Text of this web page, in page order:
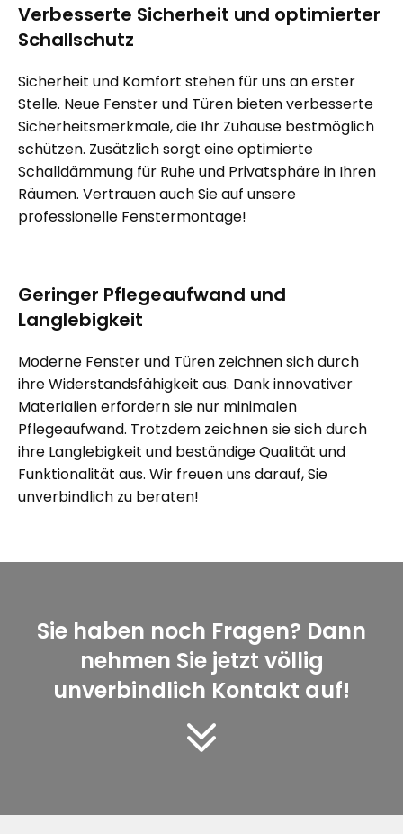
Verbesserte Sicherheit und optimierter
Schallschutz
Sicherheit und Komfort stehen für uns an erster
Stelle. Neue Fenster und Türen bieten verbesserte
Sicherheitsmerkmale, die Ihr Zuhause bestmöglich
schützen. Zusätzlich sorgt eine optimierte
Schalldämmung für Ruhe und Privatsphäre in Ihren
Räumen. Vertrauen auch Sie auf unsere
professionelle Fenstermontage!
Geringer Pflegeaufwand und
Langlebigkeit
Moderne Fenster und Türen zeichnen sich durch
ihre Widerstandsfähigkeit aus. Dank innovativer
Materialien erfordern sie nur minimalen
Pflegeaufwand. Trotzdem zeichnen sie sich durch
ihre Langlebigkeit und beständige Qualität und
Funktionalität aus. Wir freuen uns darauf, Sie
unverbindlich zu beraten!
Sie haben noch Fragen? Dann
nehmen Sie jetzt völlig
unverbindlich Kontakt auf!